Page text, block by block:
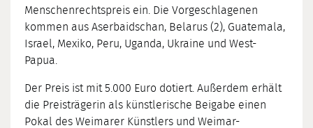
Menschenrechtspreis ein. Die Vorgeschlagenen
kommen aus Aserbaidschan, Belarus (2), Guatemala,
Israel, Mexiko, Peru, Uganda, Ukraine und West-
Papua.
Der Preis ist mit 5.000 Euro dotiert. Außerdem erhält
die Preisträgerin als künstlerische Beigabe einen
Pokal des Weimarer Künstlers und Weimar-